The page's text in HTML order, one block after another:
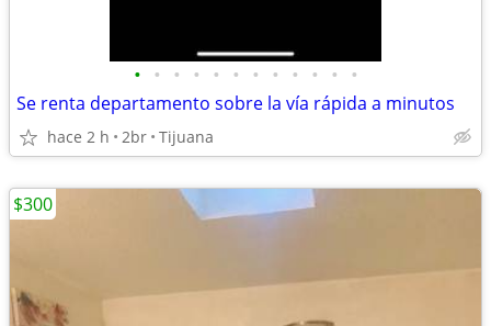
• • • • • • • • • • • •
Se renta departamento sobre la vía rápida a minutos
hace 2 h 2br Tijuana
$300